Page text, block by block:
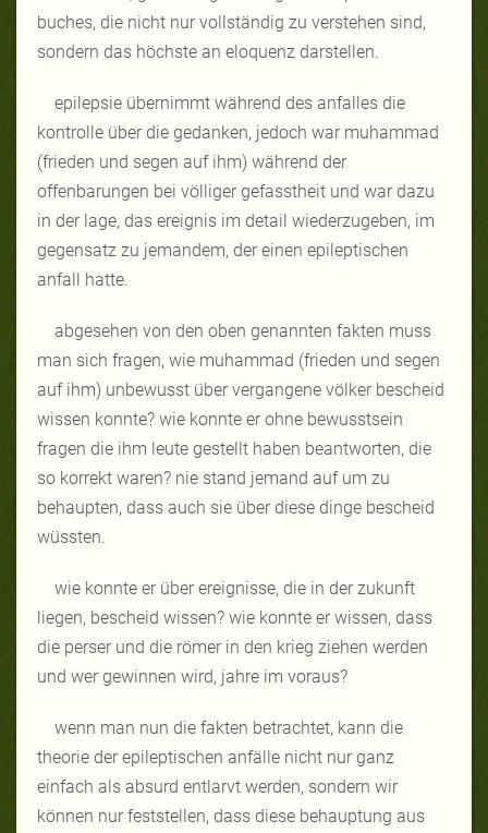
buches, die nicht nur vollständig zu verstehen sind,
sondern das höchste an eloquenz darstellen.
epilepsie übernimmt während des anfalles die
kontrolle über die gedanken, jedoch war muhammad
(frieden und segen auf ihm) während der
offenbarungen bei völliger gefasstheit und war dazu
in der lage, das ereignis im detail wiederzugeben, im
gegensatz zu jemandem, der einen epileptischen
anfall hatte.
abgesehen von den oben genannten fakten muss
man sich fragen, wie muhammad (frieden und segen
auf ihm) unbewusst über vergangene völker bescheid
wissen konnte? wie konnte er ohne bewusstsein
fragen die ihm leute gestellt haben beantworten, die
so korrekt waren? nie stand jemand auf um zu
behaupten, dass auch sie über diese dinge bescheid
wüssten.
wie konnte er über ereignisse, die in der zukunft
liegen, bescheid wissen? wie konnte er wissen, dass
die perser und die römer in den krieg ziehen werden
und wer gewinnen wird, jahre im voraus?
wenn man nun die fakten betrachtet, kann die
theorie der epileptischen anfälle nicht nur ganz
einfach als absurd entlarvt werden, sondern wir
können nur feststellen, dass diese behauptung aus